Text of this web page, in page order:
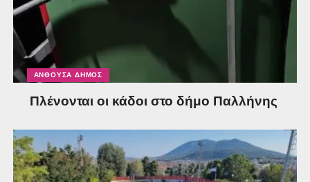
ΑΝΘΟΎΣΑ ΔΉΜΟΣ
Πλένονται οι κάδοι στο δήμο Παλλήνης